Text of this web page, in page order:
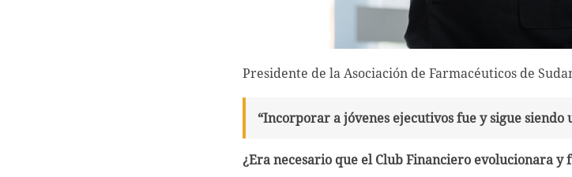
Presidente de la Asociación de Farmacéuticos de
“Incorporar a jóvenes ejecutivos fue y sigue siendo
¿Era necesario que el Club Financiero evolucionara y